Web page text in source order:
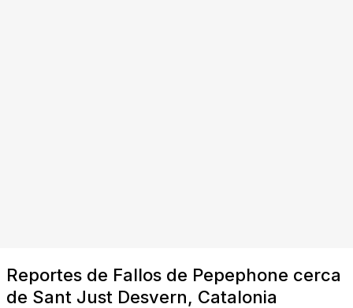
Reportes de Fallos de Pepephone cerca
de Sant Just Desvern, Catalonia